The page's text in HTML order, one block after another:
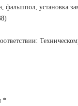
фальшпол, установка
*